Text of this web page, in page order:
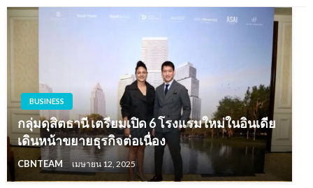
BUSINESS
กลุ่มดุสิตธานี เตรียมเปิด 6 โรงแรมใหม่ในอินเดีย
เดินหน้าขยายธุรกิจต่อเนื่อง
CBNTEAM เมษายน 12, 2025